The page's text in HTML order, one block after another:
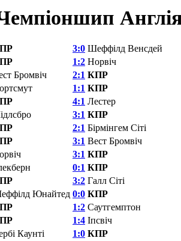
3:0 Шеффілд Венсдей
1:2 Норвіч
Бромвіч 2:1 КПР
1:1 КПР
4:1 Лестер
3:1 КПР
2:1 Бірмінгем Сіті
3:1 Вест Бромвіч
3:1 КПР
0:1 КПР
3:2 Галл Сіті
Юнайтед 0:0 КПР
1:2 Саутгемптон
1:4 Іпсвіч
Каунті 1:0 КПР